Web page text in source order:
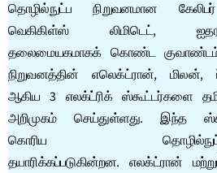
தொழில்நுட்ப நிறுவனமான
வெகிகிள்ஸ் லிமிடெட்,
தலைமையகமாகக் கொண்ட
நிறுவனத்தின் எலெக்ட்ரான், மிலன்,
ஆகிய 3 எலக்ட்ரிக் ஸ்கூட்டர்களை
அறிமுகம் செய்துள்ளது. இந்த
கொரிய
தயாரிக்கப்படுகின்றன. எலக்ட்ரான்